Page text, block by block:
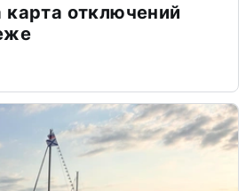
отключений